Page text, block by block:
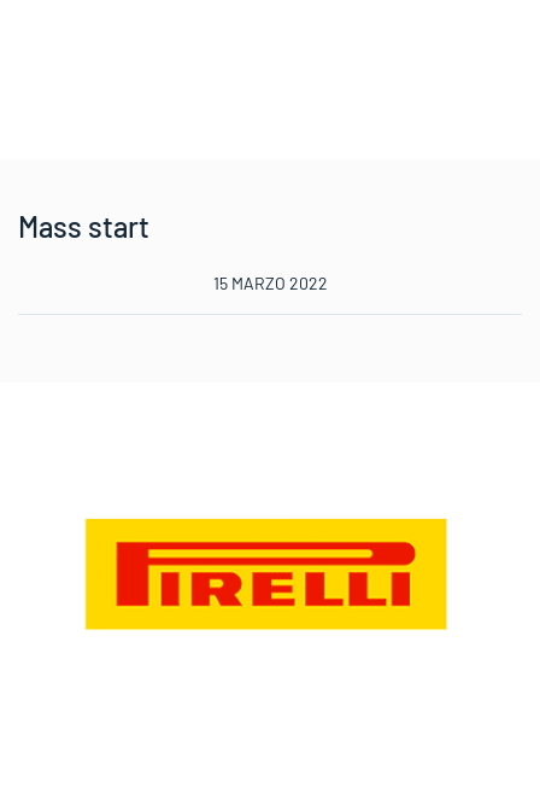
Mass start
15 MARZO 2022